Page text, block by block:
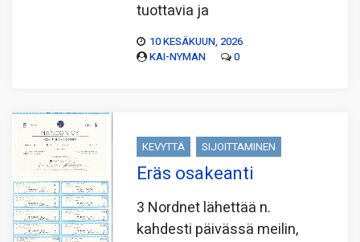
tuottavia ja
10 KESÄKUUN, 2026
KAI-NYMAN
0
KEVYTTÄ SIJOITTAMINEN
Eräs osakeanti
3 Nordnet lähettää n.
kahdesti päivässä meilin,